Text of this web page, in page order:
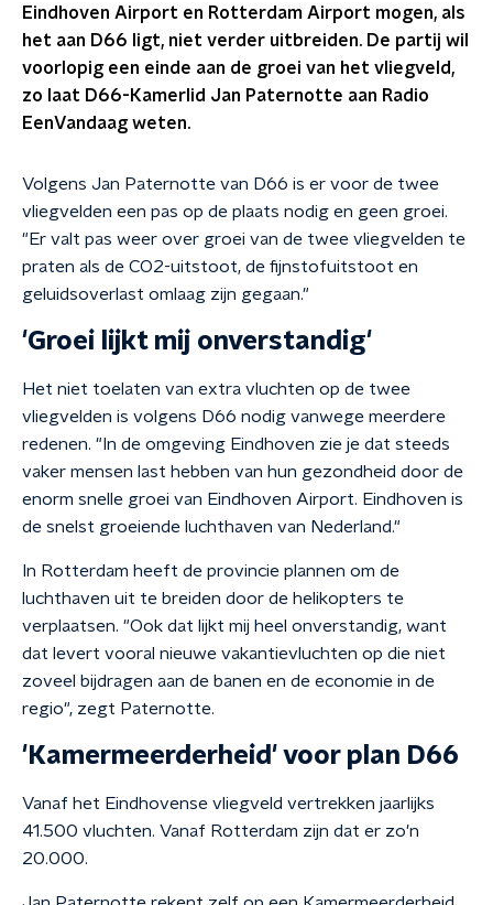
Eindhoven Airport en Rotterdam Airport mogen, als
het aan D66 ligt, niet verder uitbreiden. De partij wil
voorlopig een einde aan de groei van het vliegveld,
zo laat D66-Kamerlid Jan Paternotte aan Radio
EenVandaag weten.
Volgens Jan Paternotte van D66 is er voor de twee
vliegvelden een pas op de plaats nodig en geen groei.
"Er valt pas weer over groei van de twee vliegvelden te
praten als de CO2-uitstoot, de fijnstofuitstoot en
geluidsoverlast omlaag zijn gegaan."
'Groei lijkt mij onverstandig'
Het niet toelaten van extra vluchten op de twee
vliegvelden is volgens D66 nodig vanwege meerdere
redenen. "In de omgeving Eindhoven zie je dat steeds
vaker mensen last hebben van hun gezondheid door de
enorm snelle groei van Eindhoven Airport. Eindhoven is
de snelst groeiende luchthaven van Nederland."
In Rotterdam heeft de provincie plannen om de
luchthaven uit te breiden door de helikopters te
verplaatsen. "Ook dat lijkt mij heel onverstandig, want
dat levert vooral nieuwe vakantievluchten op die niet
zoveel bijdragen aan de banen en de economie in de
regio", zegt Paternotte.
'Kamermeerderheid' voor plan D66
Vanaf het Eindhovense vliegveld vertrekken jaarlijks
41.500 vluchten. Vanaf Rotterdam zijn dat er zo'n
20.000.